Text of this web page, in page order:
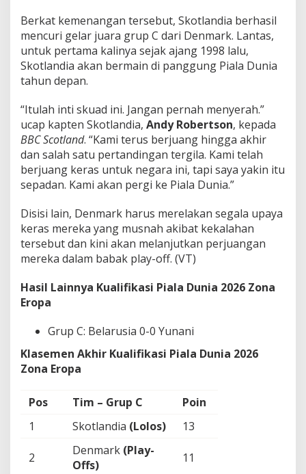
Berkat kemenangan tersebut, Skotlandia berhasil
mencuri gelar juara grup C dari Denmark. Lantas,
untuk pertama kalinya sejak ajang 1998 lalu,
Skotlandia akan bermain di panggung Piala Dunia
tahun depan.
“Itulah inti skuad ini. Jangan pernah menyerah.”
ucap kapten Skotlandia, Andy Robertson, kepada
BBC Scotland. “Kami terus berjuang hingga akhir
dan salah satu pertandingan tergila. Kami telah
berjuang keras untuk negara ini, tapi saya yakin itu
sepadan. Kami akan pergi ke Piala Dunia.”
Disisi lain, Denmark harus merelakan segala upaya
keras mereka yang musnah akibat kekalahan
tersebut dan kini akan melanjutkan perjuangan
mereka dalam babak play-off. (VT)
Hasil Lainnya Kualifikasi Piala Dunia 2026 Zona
Eropa
Grup C: Belarusia 0-0 Yunani
Klasemen Akhir Kualifikasi Piala Dunia 2026
Zona Eropa
Pos Tim – Grup C
Poin
1
Skotlandia (Lolos) 13
2 Denmark (Play-
Offs)
11